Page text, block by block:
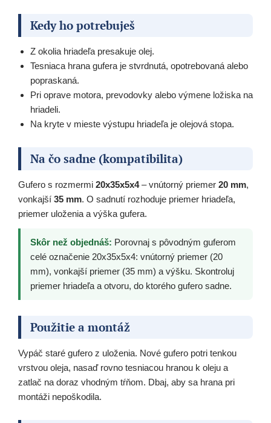
Kedy ho potrebuješ
Z okolia hriadeľa presakuje olej.
Tesniaca hrana gufera je stvrdnutá, opotrebovaná alebo
popraskaná.
Pri oprave motora, prevodovky alebo výmene ložiska na
hriadeli.
Na kryte v mieste výstupu hriadeľa je olejová stopa.
Na čo sadne (kompatibilita)
Gufero s rozmermi 20x35x5x4– vnútorný priemer 20 mm,
vonkajší 35 mm. O sadnutí rozhoduje priemer hriadeľa,
priemer uloženia a výška gufera.
Skôr než objednáš: Porovnaj s pôvodným guferom
celé označenie 20x35x5x4: vnútorný priemer (20
mm), vonkajší priemer (35 mm) a výšku. Skontroluj
priemer hriadeľa a otvoru, do ktorého gufero sadne.
Použitie a montáž
Vypáč staré gufero z uloženia. Nové gufero potri tenkou
vrstvou oleja, nasaď rovno tesniacou hranou k oleju a
zatlač na doraz vhodným tŕňom. Dbaj, aby sa hrana pri
montáži nepoškodila.